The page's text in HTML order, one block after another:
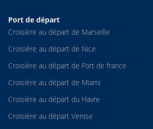
Port de départ
Croisière au départ de Marseille
Croisière au départ de Nice
Croisière au départ de Fort de france
Croisière au départ de Miami
Croisière au départ du Havre
Croisière au départ Venise